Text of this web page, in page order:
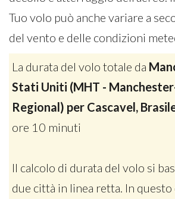
Tuo volo può anche variare a
del vento e delle condizioni
La durata del volo totale da
Stati Uniti (MHT -
Regional) per Cascavel,
ore 10 minuti
Il calcolo di durata del volo si
due città in linea retta. In questo